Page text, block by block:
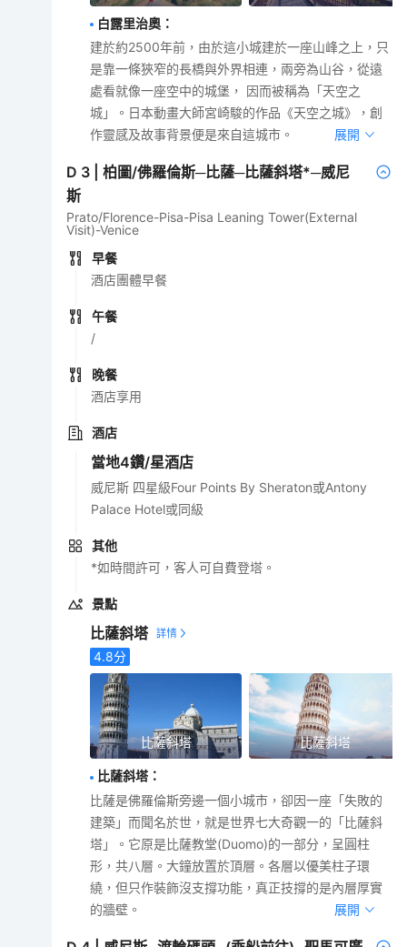
白露里治奧 ：
建於約2500年前，由於這小城建於一座山峰之上，只
是靠一條狹窄的長橋與外界相連，兩旁為山谷，從遠
處看就像一座空中的城堡， 因而被稱為「天空之
城」。日本動畫大師宮崎駿的作品《天空之城》，創
作靈感及故事背景便是來自這城市。
展開
D 3 |柏圖/佛羅倫斯─比薩─比薩斜塔*─威尼
斯
Prato/Florence-Pisa-Pisa Leaning Tower(External
Visit)-Venice
早餐
酒店團體早餐
午餐
/
晚餐
酒店享用
酒店
當地4鑽/星酒店
威尼斯 四星級Four Points By Sheraton或Antony
Palace Hotel或同級
其他
*如時間許可，客人可自費登塔。
景點
比薩斜塔
4.8分
比薩斜塔 比薩斜塔
比薩斜塔 ：
比薩是佛羅倫斯旁邊一個小城市，卻因一座「失敗的
建築」而聞名於世，就是世界七大奇觀一的「比薩斜
塔」。它原是比薩教堂(Duomo)的一部分，呈圓柱
形，共八層。大鐘放置於頂層。各層以優美柱子環
繞，但只作裝飾沒支撐功能，真正技撐的是內層厚實
的牆壁。
展開